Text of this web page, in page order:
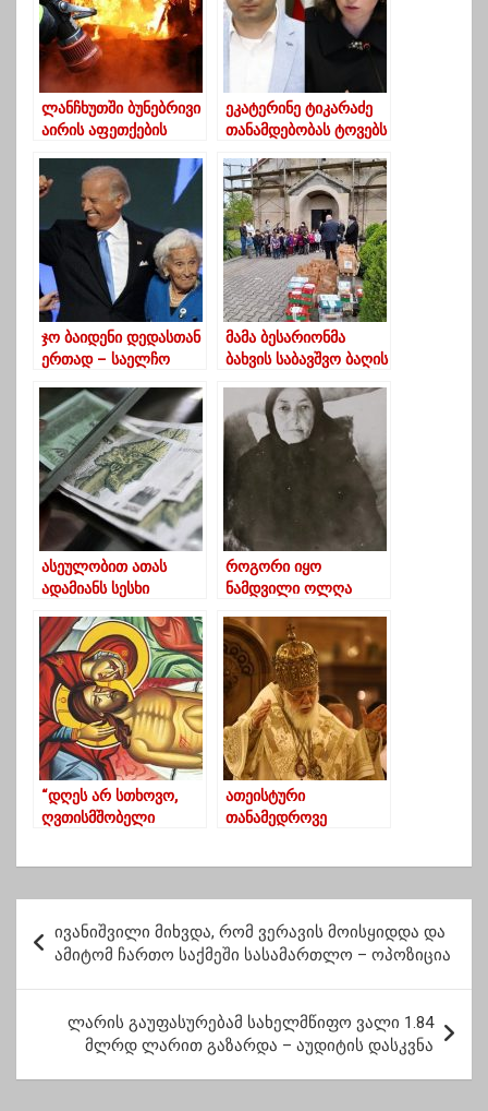
ლანჩხუთში ბუნებრივი
აირის აფეთქების
ადამიანი დაშავდა
ეკატერინე ტიკარაძე
თანამდებობას ტოვებს
ჯო ბაიდენი დედასთან
ერთად – საელჩო
მამა ბესარიონმა
ბახვის საბავშვო ბაღის
სააღდგომოდ
საჩუქრები გადასცა
ასეულობით ათას
ადამიანს სესხი
დეტალები
როგორი იყო
ნამდვილი ოლღა
“დღეს არ სთხოვო,
ღვთისმშობელი
ათეისტური
თანამედროვე
ემზადება- ილია
მეორე
ო
ს
ივანიშვილი მიხვდა, რომ ვერავის მოისყიდდა და
ამიტომ ჩართო საქმეში სასამართლო – ოპოზიცია
ლარის გაუფასურებამ სახელმწიფო ვალი 1.84
მლრდ ლარით გაზარდა – აუდიტის დასკვნა